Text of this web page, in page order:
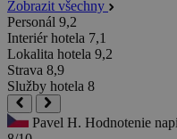
Zobrazit všechny
Personál 9,2
Interiér hotela 7,1
Lokalita hotela 9,2
Strava 8,9
Služby hotela 8
Pavel H. Hodnotenie